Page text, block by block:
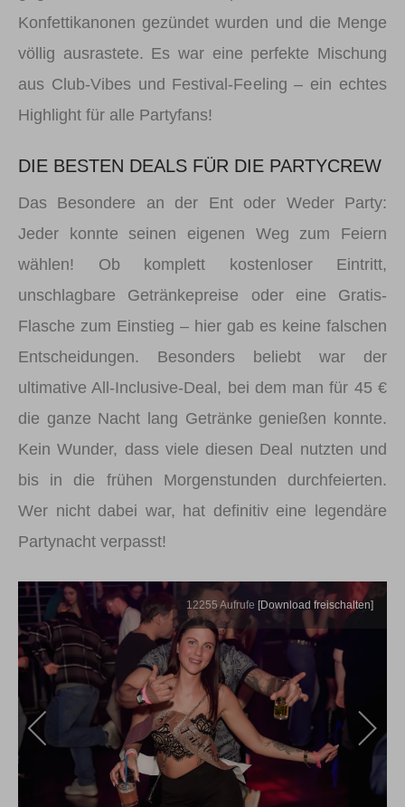
Konfettikanonen gezündet wurden und die Menge
völlig ausrastete. Es war eine perfekte Mischung
aus Club-Vibes und Festival-Feeling – ein echtes
Highlight für alle Partyfans!
DIE BESTEN DEALS FÜR DIE PARTYCREW
Das Besondere an der Ent oder Weder Party:
Jeder konnte seinen eigenen Weg zum Feiern
wählen! Ob komplett kostenloser Eintritt,
unschlagbare Getränkepreise oder eine Gratis-
Flasche zum Einstieg – hier gab es keine falschen
Entscheidungen. Besonders beliebt war der
ultimative All-Inclusive-Deal, bei dem man für 45 €
die ganze Nacht lang Getränke genießen konnte.
Kein Wunder, dass viele diesen Deal nutzten und
bis in die frühen Morgenstunden durchfeierten.
Wer nicht dabei war, hat definitiv eine legendäre
Partynacht verpasst!
12255Aufrufe [Download freischalten]